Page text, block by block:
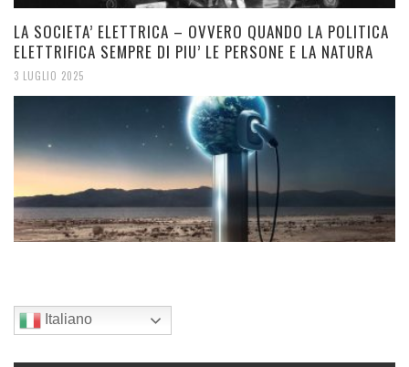
LA SOCIETA’ ELETTRICA – OVVERO QUANDO LA POLITICA
ELETTRIFICA SEMPRE DI PIU’ LE PERSONE E LA NATURA
3 LUGLIO 2025
Italiano